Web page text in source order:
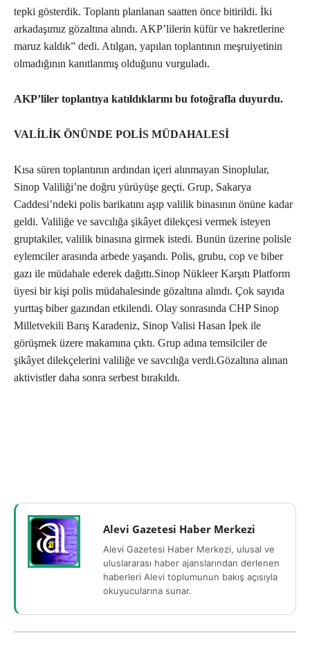
tepki gösterdik. Toplantı planlanan saatten önce bitirildi. İki
arkadaşımız gözaltına alındı. AKP’lilerin küfür ve hakretlerine
maruz kaldık” dedi. Atılgan, yapılan toplantının meşruiyetinin
olmadığının kanıtlanmış olduğunu vurguladı.
AKP’liler toplantıya katıldıklarını bu fotoğrafla duyurdu.
VALİLİK ÖNÜNDE POLİS MÜDAHALESİ
Kısa süren toplantının ardından içeri alınmayan Sinoplular,
Sinop Valiliği’ne doğru yürüyüşe geçti. Grup, Sakarya
Caddesi’ndeki polis barikatını aşıp valilik binasının önüne kadar
geldi. Valiliğe ve savcılığa şikâyet dilekçesi vermek isteyen
gruptakiler, valilik binasına girmek istedi. Bunün üzerine polisle
eylemciler arasında arbede yaşandı. Polis, grubu, cop ve biber
gazı ile müdahale ederek dağıttı.Sinop Nükleer Karşıtı Platform
üyesi bir kişi polis müdahalesinde gözaltına alındı. Çok sayıda
yurttaş biber gazından etkilendi. Olay sonrasında CHP Sinop
Milletvekili Barış Karadeniz, Sinop Valisi Hasan İpek ile
görüşmek üzere makamına çıktı. Grup adına temsilciler de
şikâyet dilekçelerini valiliğe ve savcılığa verdi.Gözaltına alınan
aktivistler daha sonra serbest bırakıldı.
Alevi Gazetesi Haber Merkezi
Alevi Gazetesi Haber Merkezi, ulusal ve
uluslararası haber ajanslarından derlenen
haberleri Alevi toplumunun bakış açısıyla
okuyucularına sunar.